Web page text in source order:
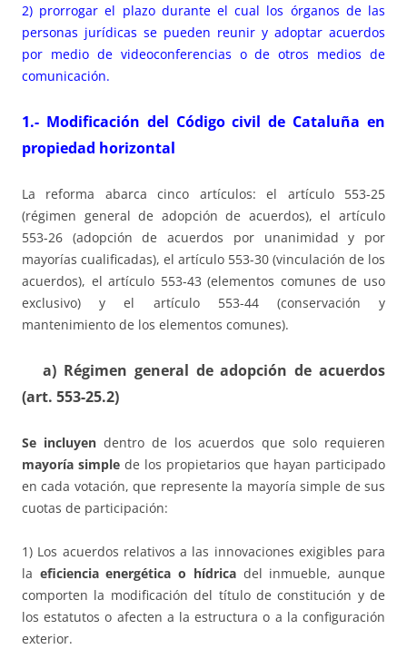
2) prorrogar el plazo durante el cual los órganos de las
personas jurídicas se pueden reunir y adoptar acuerdos
por medio de videoconferencias o de otros medios de
comunicación.
1.- Modificación del Código civil de Cataluña en
propiedad horizontal
La reforma abarca cinco artículos: el artículo 553-25
(régimen general de adopción de acuerdos), el artículo
553-26 (adopción de acuerdos por unanimidad y por
mayorías cualificadas), el artículo 553-30 (vinculación de los
acuerdos), el artículo 553-43 (elementos comunes de uso
exclusivo) y el artículo 553-44 (conservación y
mantenimiento de los elementos comunes).
a) Régimen general de adopción de acuerdos
(art. 553-25.2)
Se incluyendentro de los acuerdos que solo requieren
mayoría simple de los propietarios que hayan participado
en cada votación, que represente la mayoría simple de sus
cuotas de participación:
1) Los acuerdos relativos a las innovaciones exigibles para
la eficiencia energética o hídricadel inmueble, aunque
comporten la modificación del título de constitución y de
los estatutos o afecten a la estructura o a la configuración
exterior.